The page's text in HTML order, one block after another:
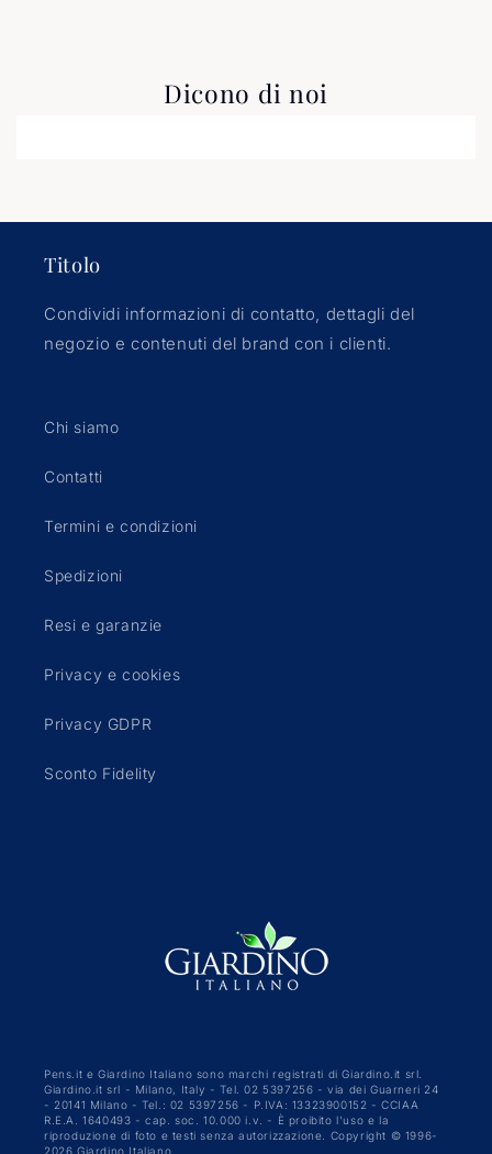
Dicono di noi
Titolo
Condividi informazioni di contatto, dettagli del
negozio e contenuti del brand con i clienti.
Chi siamo
Contatti
Termini e condizioni
Spedizioni
Resi e garanzie
Privacy e cookies
Privacy GDPR
Sconto Fidelity
Pens.it e Giardino Italiano sono marchi registrati di Giardino.it srl.
Giardino.it srl - Milano, Italy - Tel. 02 5397256 - via dei Guarneri 24
- 20141 Milano - Tel.: 02 5397256 - P.IVA: 13323900152 - CCIAA
R.E.A. 1640493 - cap. soc. 10.000 i.v. - È proibito l'uso e la
riproduzione di foto e testi senza autorizzazione. Copyright © 1996-
2026 Giardino Italiano